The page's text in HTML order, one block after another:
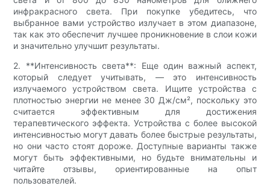
инфракрасного света. При покупке убедитесь, что
выбранное вами устройство излучает в этом диапазоне,
так как это обеспечит лучшее проникновение в слои кожи
и значительно улучшит результаты.
2. **Интенсивность света**: Еще один важный аспект,
который следует учитывать, — это интенсивность
излучаемого устройством света. Ищите устройства с
плотностью энергии не менее 30 Дж/см², поскольку это
считается эффективным для достижения
терапевтического эффекта. Устройства с более высокой
интенсивностью могут давать более быстрые результаты,
но они часто стоят дороже. Доступные варианты также
могут быть эффективными, но будьте внимательны и
читайте отзывы, ориентированные на опыт
пользователей.